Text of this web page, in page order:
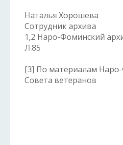
Наталья Хорошева
Сотрудник архива
1,2 Наро-Фоминский
Л.85
[3] По материалам
Совета ветеранов